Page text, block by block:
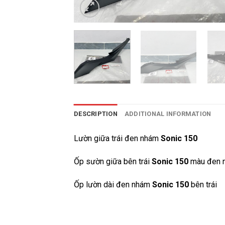
DESCRIPTION ADDITIONAL INFORMATION
Lườn giữa trái đen nhám Sonic 150
Ốp sườn giữa bên trái Sonic 150 màu đen
Ốp lườn dài đen nhám Sonic 150 bên trái